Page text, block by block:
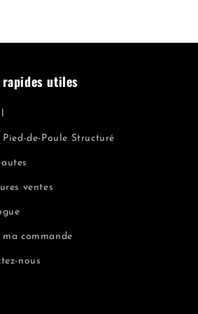
rapides utiles
Pied-de-Poule Structuré
ventes
ma commande
nous